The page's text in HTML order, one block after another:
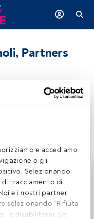
e accediamo
o gli
Selezionando
di tracciamento di
e i nostri partner
selezionando “Rifiuta
le disabiliterai. Se i
Partners
FundsPeople. Se
Login. Se non
registrarti per scoprire
da offrire.